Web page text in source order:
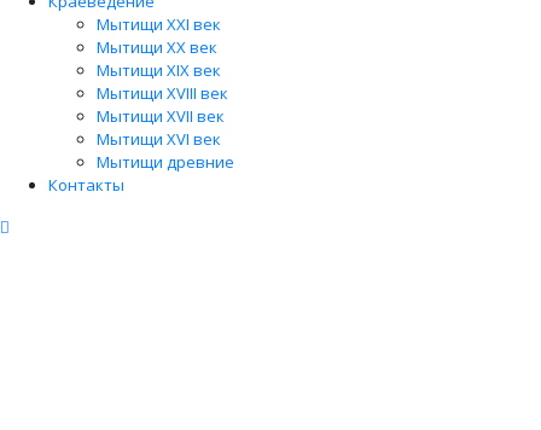
Мытищи XXI век
Мытищи XX век
Мытищи XIX век
Мытищи XVIII век
Мытищи XVII век
Мытищи XVI век
Мытищи древние
Контакты